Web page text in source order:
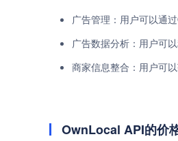
广告管理：用户可以通
广告数据分析：用户可
商家信息整合：用户可
OwnLocal API的价